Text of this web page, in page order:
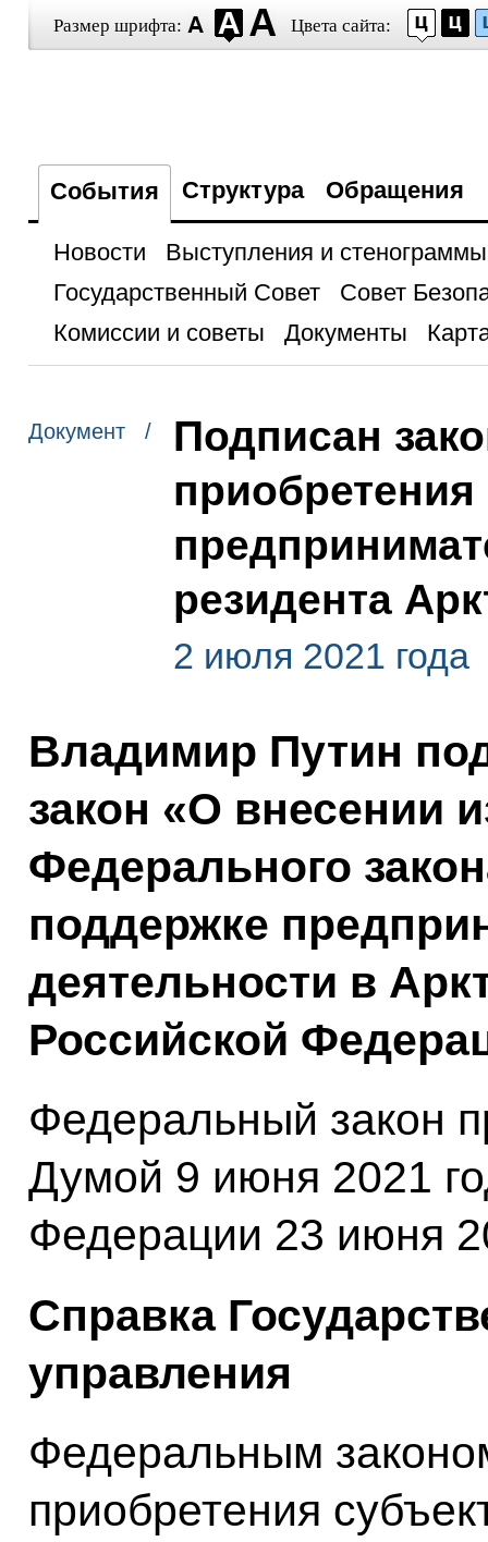
Размер шрифта: Цвета сайта:
События Структура Обращения
Новости
Выступления и стенограммы
Государственный Совет
Совет
Комиссии и советы
Документы
Документ /
Подписан
резидента
2 июля 2021 года
Владимир Путин
закон «О внесении
Федерального
поддержке
деятельности в
Российской
Федеральный закон
Думой 9 июня 2021
Федерации 23 июня
Справка
управления
Федеральным
приобретения